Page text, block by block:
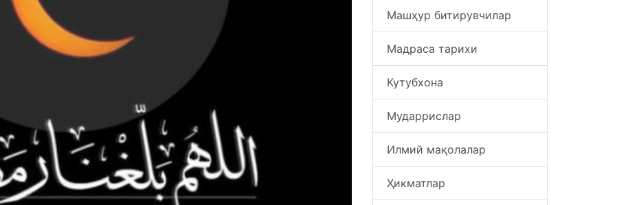
Машҳур битирувчилар
Мадраса тарихи
Кутубхона
Мударрислар
Илмий мақолалар
Ҳикматлар